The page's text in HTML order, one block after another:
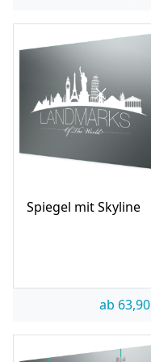
Spiegel mit Skyline
ab 63,90